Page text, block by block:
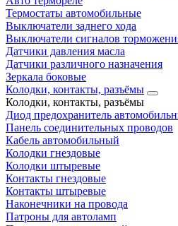
Термостаты автомобильные
Выключатели заднего хода
Выключатели сигналов
Датчики давления масла
Датчики различного назначения
Зеркала боковые
Колодки, контакты, разъёмы
Колодки, контакты, разъёмы
Диод предохранитель
Панель соединительных проводов
Кабель автомобильный
Колодки гнездовые
Колодки штыревые
Контакты гнездовые
Контакты штыревые
Наконечники на провода
Патроны для автоламп